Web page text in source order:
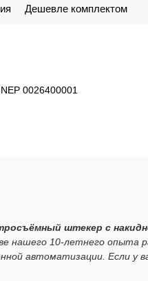
Дешевле комплектом
0026400001
штекер с
нашего 10-летнего опыта
автоматизации. Если у